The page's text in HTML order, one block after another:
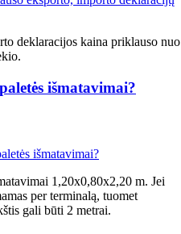
deklaracijos kaina priklauso nuo
išmatavimai?
1,20x0,80x2,20 m. Jei
per terminalą, tuomet
gali būti 2 metrai.